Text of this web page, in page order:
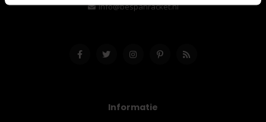
info@bespanracket.nl
Informatie